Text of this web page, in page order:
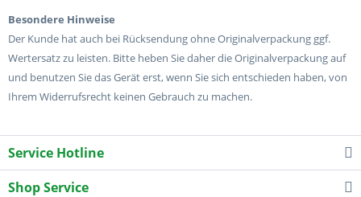
Besondere Hinweise
Der Kunde hat auch bei Rücksendung ohne Originalverpackung ggf.
Wertersatz zu leisten. Bitte heben Sie daher die Originalverpackung auf
und benutzen Sie das Gerät erst, wenn Sie sich entschieden haben, von
Ihrem Widerrufsrecht keinen Gebrauch zu machen.
Service Hotline
Shop Service